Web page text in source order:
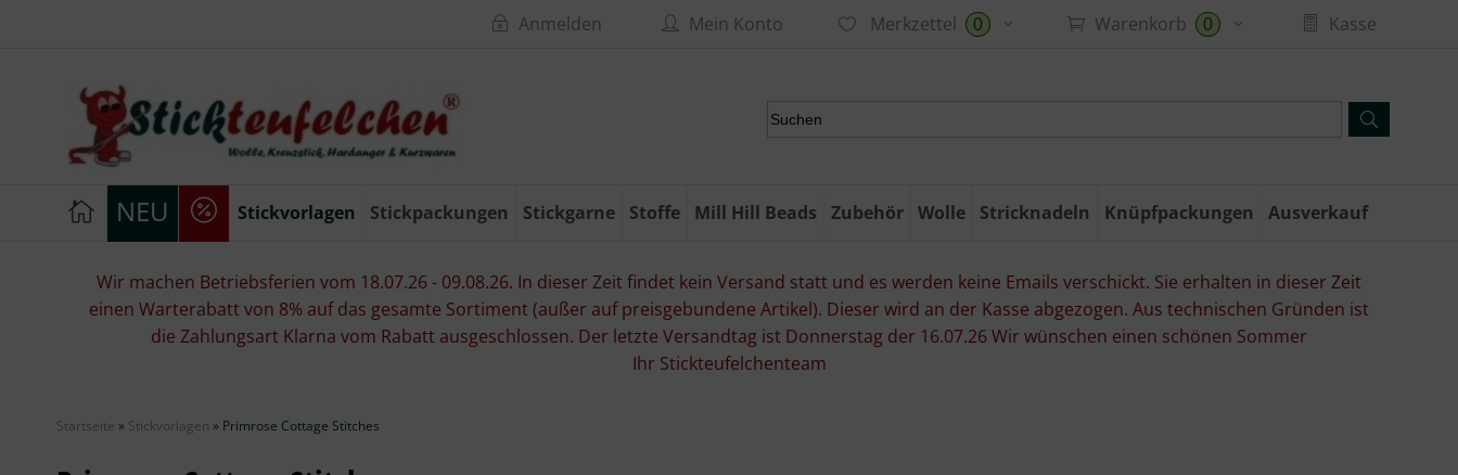
Anmelden Mein Konto Merkzettel 0 Warenkorb 0 Kasse
NEU Stickvorlagen Stickpackungen Stickgarne Stoffe Mill Hill Beads Zubehör Wolle Stricknadeln Knüpfpackungen Ausverkauf
Wir machen Betriebsferien vom 18.07.26 - 09.08.26. In dieser Zeit findet kein Versand statt und es werden keine Emails verschickt. Sie erhalten in dieser Zeit
einen Warterabatt von 8% auf das gesamte Sortiment (außer auf preisgebundene Artikel). Dieser wird an der Kasse abgezogen. Aus technischen Gründen ist
die Zahlungsart Klarna vom Rabatt ausgeschlossen. Der letzte Versandtag ist Donnerstag der 16.07.26 Wir wünschen einen schönen Sommer
Ihr Stickteufelchenteam
Startseite » Stickvorlagen » Primrose Cottage Stitches